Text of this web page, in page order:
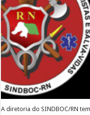
A diretoria do SINDBOC/RN